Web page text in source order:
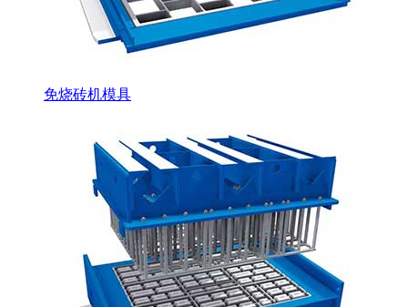
免烧砖机模具